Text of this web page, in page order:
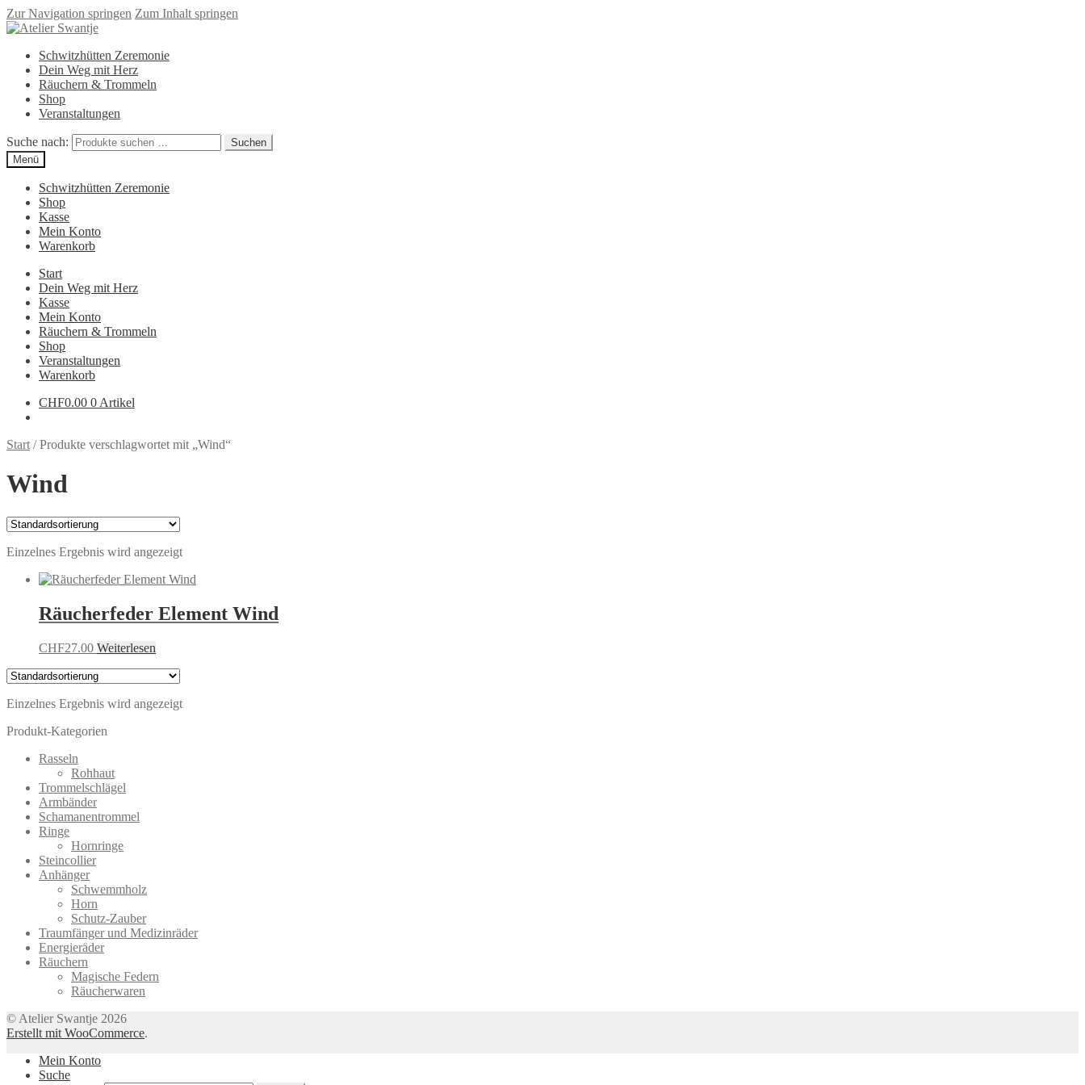
Zur Navigation springen Zum Inhalt springen
Schwitzhütten Zeremonie
Dein Weg mit Herz
Räuchern & Trommeln
Shop
Veranstaltungen
Suche nach:
Suchen
Menü
Schwitzhütten Zeremonie
Shop
Kasse
Mein Konto
Warenkorb
Start
Dein Weg mit Herz
Kasse
Mein Konto
Räuchern & Trommeln
Shop
Veranstaltungen
Warenkorb
CHF0.00 0 Artikel
Start /Produkte verschlagwortet mit „Wind“
Wind
Einzelnes Ergebnis wird angezeigt
Räucherfeder Element Wind
CHF27.00 Weiterlesen
Einzelnes Ergebnis wird angezeigt
Produkt-Kategorien
Rasseln
Rohhaut
Trommelschlägel
Armbänder
Schamanentrommel
Ringe
Hornringe
Steincollier
Anhänger
Schwemmholz
Horn
Schutz-Zauber
Traumfänger und Medizinräder
Energieräder
Räuchern
Magische Federn
Räucherwaren
© Atelier Swantje 2026
Erstellt mit WooCommerce.
Mein Konto
Suche